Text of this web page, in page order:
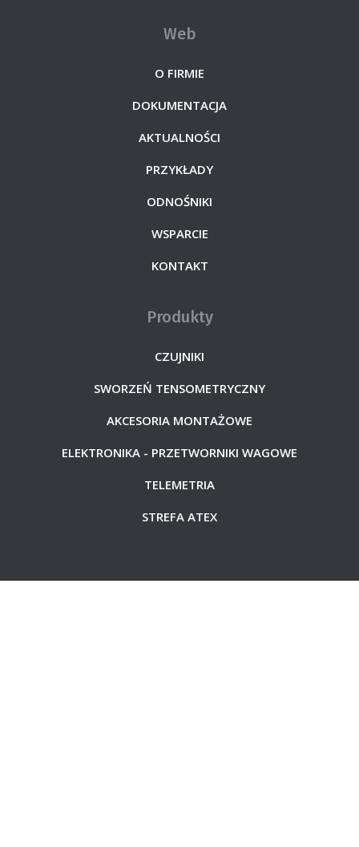
Web
O FIRMIE
DOKUMENTACJA
AKTUALNOŚCI
PRZYKŁADY
ODNOŚNIKI
WSPARCIE
KONTAKT
Produkty
CZUJNIKI
SWORZEŃ TENSOMETRYCZNY
AKCESORIA MONTAŻOWE
ELEKTRONIKA - PRZETWORNIKI WAGOWE
TELEMETRIA
STREFA ATEX